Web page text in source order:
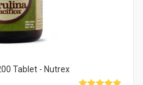
Tablet - Nutrex